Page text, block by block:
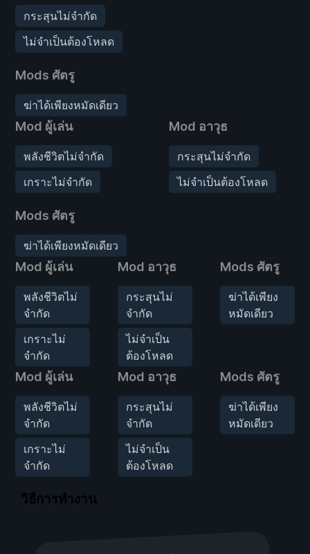
กระสุนไม่จำกัด
ไม่จำเป็นต้องโหลด
Mods ศัตรู
ฆ่าได้เพียงหมัดเดียว
Mod ผู้เล่น
พลังชีวิตไม่จำกัด
เกราะไม่จำกัด
Mods ศัตรู
ฆ่าได้เพียงหมัดเดียว
Mod อาวุธ
กระสุนไม่จำกัด
ไม่จำเป็นต้องโหลด
Mod ผู้เล่น
พลังชีวิตไม่
จำกัด
เกราะไม่
จำกัด
Mod อาวุธ
กระสุนไม่
จำกัด
ไม่จำเป็น
ต้องโหลด
Mods ศัตรู
ฆ่าได้เพียง
หมัดเดียว
Mod ผู้เล่น
พลังชีวิตไม่
จำกัด
เกราะไม่
จำกัด
Mod อาวุธ
กระสุนไม่
จำกัด
ไม่จำเป็น
ต้องโหลด
Mods ศัตรู
ฆ่าได้เพียง
หมัดเดียว
วิธีการทำงาน